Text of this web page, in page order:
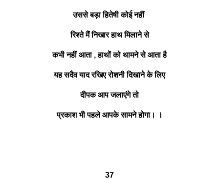
उससे बड़ा हितेषी कोई नहीं
रिश्ते मैं निखार हाथ मिलाने से
कभी नहीं आता , हाथों को थामने से आता है
यह सदैव याद रखिए रोशनी दिखाने के लिए
दीपक आप जलाएंगे तो
प्रकाश भी पहले आपके सामने होगा। ।
37